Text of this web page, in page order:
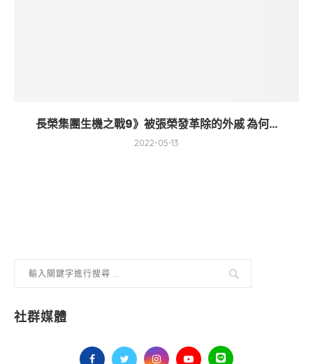
長榮集團生機之戰9》被張榮發革除的外戚 為何...
2022-05-13
社群媒體